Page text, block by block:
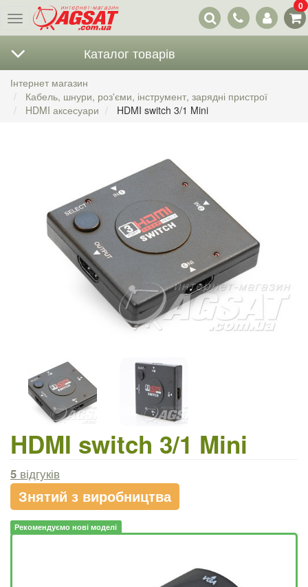
Меню
Наші
контакти
0
Каталог товарів
Інтернет магазин
Кабель, шнури, роз'єми, інструмент, зарядні пристрої
HDMI аксесуари
HDMI switch 3/1 Mini
HDMI switch 3/1 Mini
5 відгуків
Знятий з виробництва
Рекомендуємо нові моделі